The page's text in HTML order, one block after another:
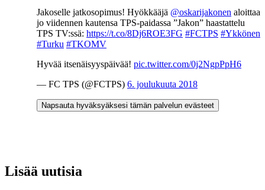
Jakoselle jatkosopimus! Hyökkääjä @oskarijakonen aloittaa
jo viidennen kautensa TPS-paidassa ”Jakon” haastattelu
TPS TV:ssä: https://t.co/8Dj6ROE3FG #FCTPS #Ykkönen
#Turku #TKOMV
Hyvää itsenäisyyspäivää! pic.twitter.com/0j2NgpPpH6
— FC TPS (@FCTPS) 6. joulukuuta 2018
Napsauta hyväksyäksesi tämän palvelun evästeet
Lisää uutisia